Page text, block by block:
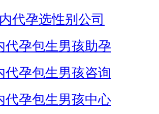
代孕选性别公司
代孕包生男孩助孕
代孕包生男孩咨询
代孕包生男孩中心